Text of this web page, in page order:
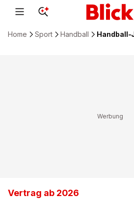
Home Sport Handball Handball-
Vertrag ab 2026